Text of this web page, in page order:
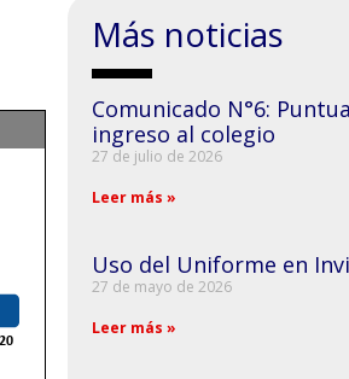
Más noticias
Comunicado N°6:
ingreso al colegio
27 de julio de 2026
Leer más »
Uso del Uniforme en
27 de mayo de 2026
Leer más »